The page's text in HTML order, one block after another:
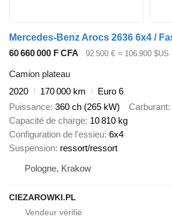
60 660 000 F CFA 92 500 € ≈ 106 900 $US
Camion plateau
2020
170 000 km
Euro 6
Puissance 360 ch (265 kW) Carburant
Capacité de charge 10 810 kg
Configuration de l'essieu 6x4
Suspension ressort/ressort
Pologne, Krakow
CIEZAROWKI.PL